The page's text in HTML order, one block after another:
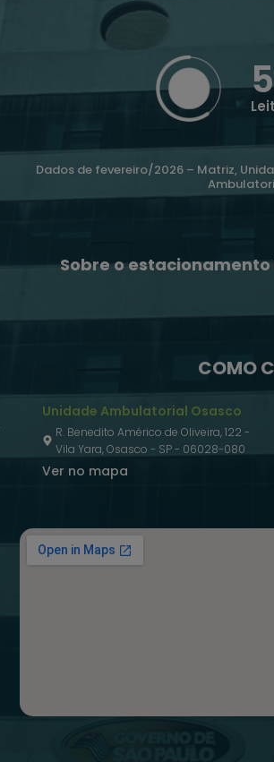
Dados de fevereiro/2026 – Matriz,
Sobre o estacionamento
COMO
Unidade Ambulatorial Osasco
R. Benedito Américo de Oliveira, 122 -
Vila Yara, Osasco - SP - 06028-080
Ver no mapa